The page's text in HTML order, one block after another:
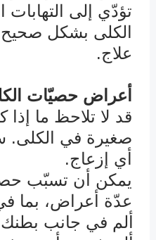
تؤدّي إلى
الكلى بشكل
علاج.
أعراض حصيّات
قد لا تلاحظ ما
صغيرة في الكلى.
أي إزعاج.
يمكن أن تسبّب
عدّة أعراض، بما
ألم في جانب